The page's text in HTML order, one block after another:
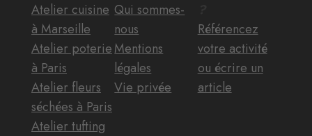
Atelier cuisine
à Marseille
Atelier poterie
à Paris
Atelier fleurs
séchées à Paris
Atelier tufting
Qui sommes-
nous
Mentions
légales
Vie privée
Référencez
votre activité
ou écrire un
article